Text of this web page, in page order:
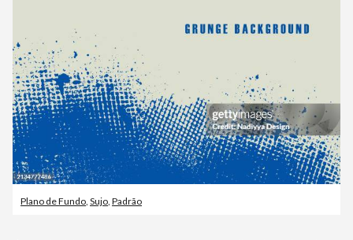
Plano de Fundo, Sujo, Padrão